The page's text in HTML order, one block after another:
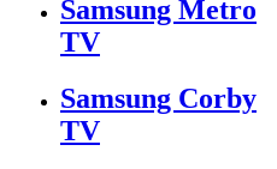
Samsung Metro
TV
Samsung Corby
TV